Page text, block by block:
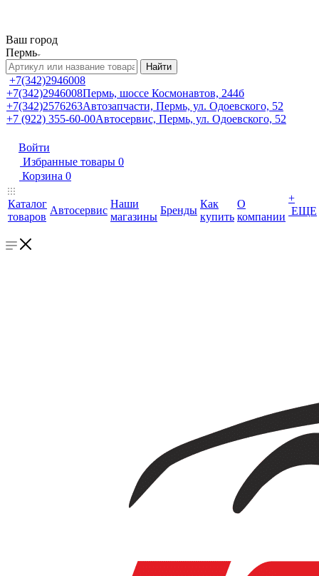
Ваш город
Пермь
Найти
+7(342)2946008
+7(342)2946008Пермь, шоссе Космонавтов, 244б
+7(342)2576263Автозапчасти, Пермь, ул. Одоевского, 52
+7 (922) 355-60-00Автосервис, Пермь, ул. Одоевского, 52
Войти
Избранные товары 0
Корзина 0
Каталог
товаров
Автосервис
Наши
магазины
Бренды
Как
купить
О
компании
+
ЕЩЕ